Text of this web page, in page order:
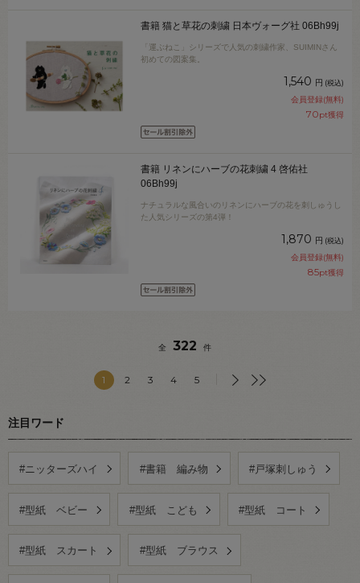
書籍 猫と草花の刺繍 日本ヴォーグ社 06Bh99j
「運ぶねこ」シリーズで人気の刺繍作家、SUIMINさん
初めての図案集。
1,540 円 (税込)
会員登録(無料)
70pt獲得
書籍 リネンにハーブの花刺繍 4 啓佑社
06Bh99j
ナチュラルな風合いのリネンにハーブの花を刺しゅうし
た人気シリーズの第4弾！
1,870 円 (税込)
会員登録(無料)
85pt獲得
全 322 件
1 2 3 4 5
注目ワード
#ニッターズハイ #書籍 編み物 #戸塚刺しゅう
#型紙 ベビー #型紙 こども #型紙 コート
#型紙 スカート #型紙 ブラウス